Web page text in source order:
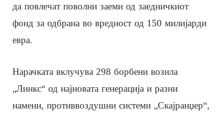
да повлечат поволни заеми од заедничкиот
фонд за одбрана во вредност од 150 милијарди
евра.
Нарачката вклучува 298 борбени возила
„Линкс“ од најновата генерација и разни
намени, противвоздушни системи „Скајранџер“,